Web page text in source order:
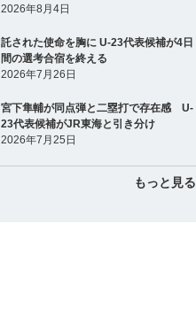
2026年8月4日
託された使命を胸に U-23代表候補が4日
間の選考合宿を終える
2026年7月26日
宮下隼輔が同点弾と二塁打で存在感 U-
23代表候補がJR東海と引き分け
2026年7月25日
もっと見る